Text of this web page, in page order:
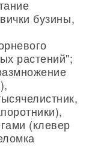
бузины,
растений";
(клевер